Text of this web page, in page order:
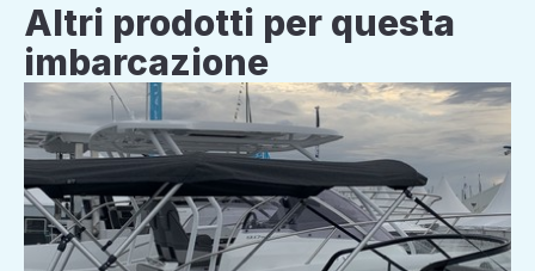
Altri prodotti per questa
imbarcazione